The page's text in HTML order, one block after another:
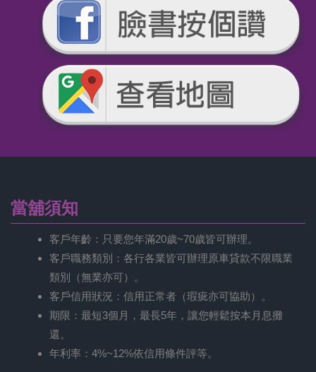
當舖須知
客戶年齡：只要您年滿20歲~70歲皆可辦理。
客戶職務類別：各行各業皆可辦理原車貸款不限職業
類別（無業亦可）。
客戶信用狀況：信用正常者（瑕疵亦可協助）。
期限：最短3個月，最長5年，讓您輕鬆按本月息攤
還。
年利率：4%~12%依信用條件評等。